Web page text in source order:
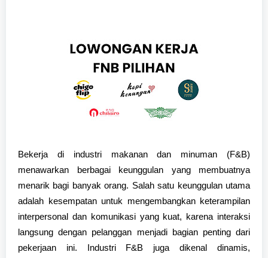
Bekerja di industri makanan dan minuman (F&B)
menawarkan berbagai keunggulan yang membuatnya
menarik bagi banyak orang. Salah satu keunggulan utama
adalah kesempatan untuk mengembangkan keterampilan
interpersonal dan komunikasi yang kuat, karena interaksi
langsung dengan pelanggan menjadi bagian penting dari
pekerjaan ini. Industri F&B juga dikenal dinamis,